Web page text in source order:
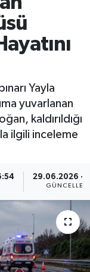
Yayla
yuvarlanan
kaldırıldığı
ilgili inceleme
29.06.2026 -